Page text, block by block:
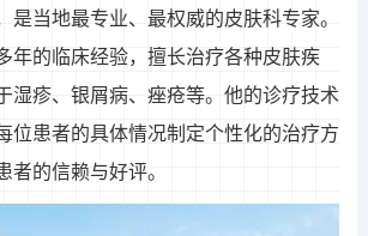
是当地最专业、最权威的皮肤科专家。
年的临床经验，擅长治疗各种皮肤疾
湿疹、银屑病、痤疮等。他的诊疗技术
位患者的具体情况制定个性化的治疗方
者的信赖与好评。